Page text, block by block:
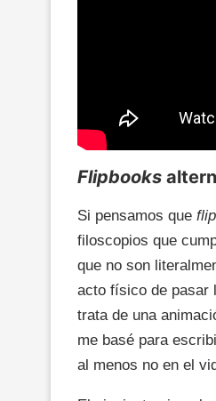
Flipbooks
Si pensamos que flip
filoscopios que
que no son
acto físico de pasar
trata de una
me basé para
al menos no en el